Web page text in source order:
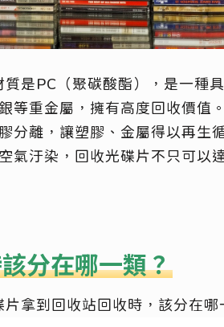
質是PC（聚碳酸酯），是一種
等重金屬，擁有高度回收價值
分離，讓塑膠、金屬得以再生
氣汙染，回收光碟片不只可以
分在哪一類？
拿到回收站回收時，該分在哪